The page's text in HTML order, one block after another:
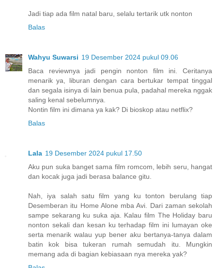
Jadi tiap ada film natal baru, selalu tertarik utk nonton
Balas
Wahyu Suwarsi 19 Desember 2024 pukul 09.06
Baca reviewnya jadi pengin nonton film ini. Ceritanya
menarik ya, liburan dengan cara bertukar tempat tinggal
dan segala isinya di lain benua pula, padahal mereka nggak
saling kenal sebelumnya.
Nontin film ini dimana ya kak? Di bioskop atau netflix?
Balas
Lala 19 Desember 2024 pukul 17.50
Aku pun suka banget sama film romcom, lebih seru, hangat
dan kocak juga jadi berasa balance gitu.
Nah, iya salah satu film yang ku tonton berulang tiap
Desemberan itu Home Alone mba Avi. Dari zaman sekolah
sampe sekarang ku suka aja. Kalau film The Holiday baru
nonton sekali dan kesan ku terhadap film ini lumayan oke
serta menarik walau yup bener aku bertanya-tanya dalam
batin kok bisa tukeran rumah semudah itu. Mungkin
memang ada di bagian kebiasaan nya mereka yak?